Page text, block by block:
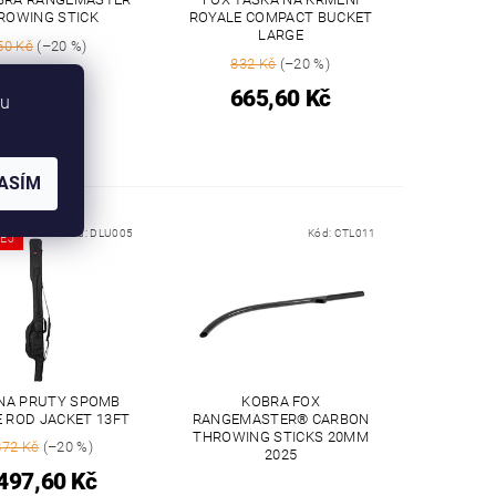
STICK
Kč(–20 %)
ROYALE COMPACT BUCKET
LARGE
832 Kč(–20 %)
665,60 Kč
Kód: DLU005
PRUTY SPOMB
ROD JACKET 13FT
Kč(–20 %)
Kč
Kód: CTL011
KOBRA FOX
RANGEMASTER® CARBON
THROWING STICKS 20MM
2025